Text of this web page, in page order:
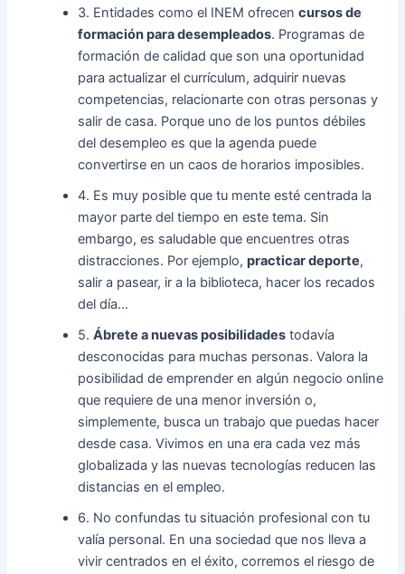
3. Entidades como el INEM ofrecencursos de
formación para desempleados. Programas de
formación de calidad que son una oportunidad
para actualizar el currículum, adquirir nuevas
competencias, relacionarte con otras personas y
salir de casa. Porque uno de los puntos débiles
del desempleo es que la agenda puede
convertirse en un caos de horarios imposibles.
4. Es muy posible que tu mente esté centrada la
mayor parte del tiempo en este tema. Sin
embargo, es saludable que encuentres otras
distracciones. Por ejemplo,practicar deporte,
salir a pasear, ir a la biblioteca, hacer los recados
del día…
5.Ábrete a nuevas posibilidades todavía
desconocidas para muchas personas. Valora la
posibilidad de emprender en algún negocio online
que requiere de una menor inversión o,
simplemente, busca un trabajo que puedas hacer
desde casa. Vivimos en una era cada vez más
globalizada y las nuevas tecnologías reducen las
distancias en el empleo.
6. No confundas tu situación profesional con tu
valía personal. En una sociedad que nos lleva a
vivir centrados en el éxito, corremos el riesgo de